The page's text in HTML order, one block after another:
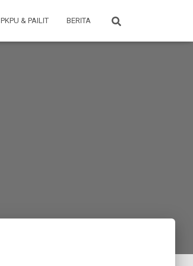
PKPU & PAILIT BERITA